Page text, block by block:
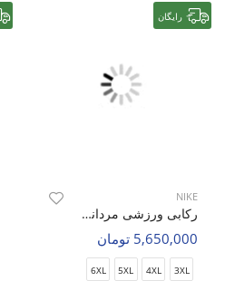
رایگان
NIKE
رکابی ورزشی مردانه نایک Nike Active Flow M
5,650,000 تومان
3XL
4XL
5XL
6XL